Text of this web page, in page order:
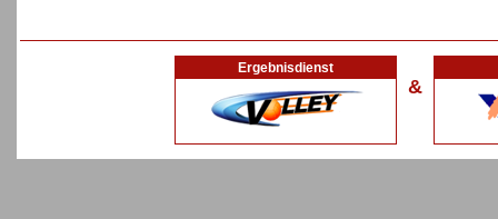
Ergebnisdienst
&